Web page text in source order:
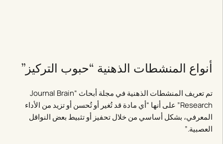
أنواع المنشطات الذهنية “حبوب التركيز”
تم تعريف المنشطات الذهنية في مجلة أبحاث “Journal Brain
Research” على أنها “أي مادة قد تُغير أو تُحسن أو تزيد من الأداء
المعرفي، بشكل أساسي من خلال تحفيز أو تثبيط بعض النواقل
العصبية.”